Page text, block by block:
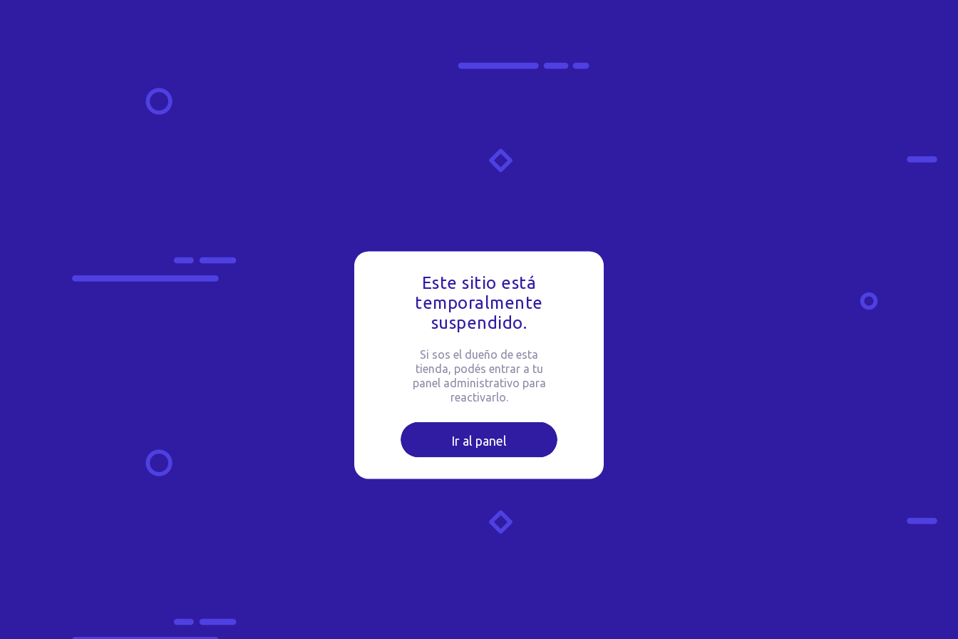
Este sitio está
temporalmente
suspendido.
Si sos el dueño de esta
tienda, podés entrar a tu
panel administrativo para
reactivarlo.
Ir al panel